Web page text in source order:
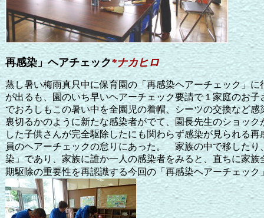
再感染」ヘアチェック*ナカヒロ
蒸し暑い梅雨真只中に保育園の「再感染ヘアーチェック」に
が出るも、園のいち早いヘアーチェック要請で１家庭のお
でおろしもこの暑い中を全園児の着帽、シーツの交換など
裏切るかのように新たな感染者がでて、園長先生のショッ
した子供さんが完全駆除したにも関わらず感染が見られる
員のヘアーチェックの怠りにあった。 家族の中で移したり
染」であり、家族に誰か一人の感染者をみると、直ちに家
期駆除の重要性を再認識する今回の「再感染ヘアーチェック